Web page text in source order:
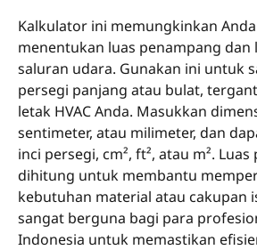
Kalkulator ini memungkinkan
menentukan luas penampang dan
saluran udara. Gunakan ini untuk
persegi panjang atau bulat,
letak HVAC Anda. Masukkan
sentimeter, atau milimeter, dan
inci persegi, cm², ft², atau m².
dihitung untuk membantu
kebutuhan material atau cakupan
sangat berguna bagi para
Indonesia untuk memastikan